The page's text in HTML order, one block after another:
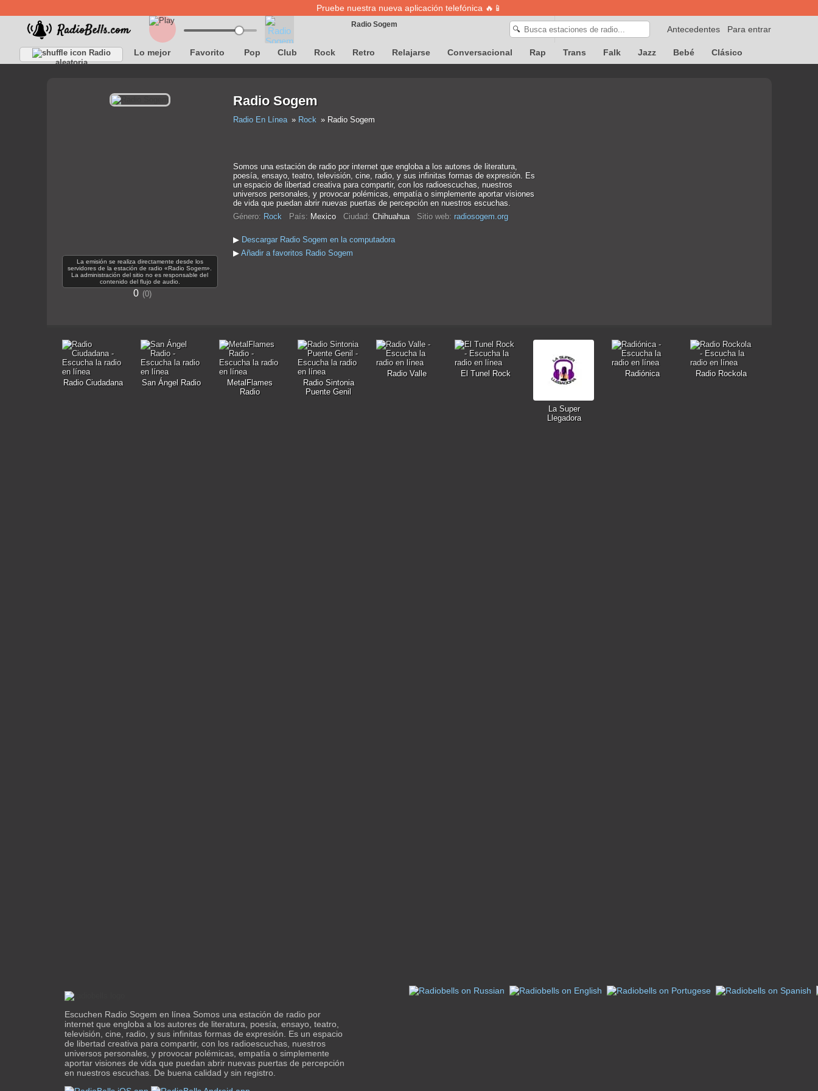
Pruebe nuestra nueva aplicación telefónica 🔥📱
Para entrar
Antecedentes
🔍
Radio Sogem
Radio
aleatoria
Lo mejor Favorito Pop Club Rock Retro Relajarse Conversacional Rap Trans Falk Jazz Bebé Clásico
La emisión se realiza directamente desde los
servidores de la estación de radio «Radio Sogem».
La administración del sitio no es responsable del
contenido del flujo de audio.
0 0
Radio Sogem
Radio En Línea Rock Radio Sogem
Somos una estación de radio por internet que engloba a los autores de literatura,
poesía, ensayo, teatro, televisión, cine, radio, y sus infinitas formas de expresión. Es
un espacio de libertad creativa para compartir, con los radioescuchas, nuestros
universos personales, y provocar polémicas, empatía o simplemente aportar visiones
de vida que puedan abrir nuevas puertas de percepción en nuestros escuchas.
Género: Rock País: Mexico Ciudad: Chihuahua Sitio web: radiosogem.org
▶ Descargar Radio Sogem en la computadora
▶ Añadir a favoritos Radio Sogem
Radio Ciudadana San Ángel Radio
MetalFlames
Radio
Radio Sintonia
Puente Genil
Radio Valle El Tunel Rock
La Super
Llegadora
Radiónica Radio Rockola
Escuchen Radio Sogem en línea Somos una estación de radio por
internet que engloba a los autores de literatura, poesía, ensayo, teatro,
televisión, cine, radio, y sus infinitas formas de expresión. Es un espacio
de libertad creativa para compartir, con los radioescuchas, nuestros
universos personales, y provocar polémicas, empatía o simplemente
aportar visiones de vida que puedan abrir nuevas puertas de percepción
en nuestros escuchas. De buena calidad y sin registro.